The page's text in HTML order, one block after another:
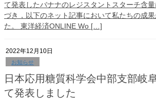
て発表したバナナのレジスタントスターチ含
づき，以下のネット記事において私たちの成
た。 東洋経済ONLINE Wo […]
2022年12月10日
お知らせ
日本応用糖質科学会中部支部岐
て発表しました